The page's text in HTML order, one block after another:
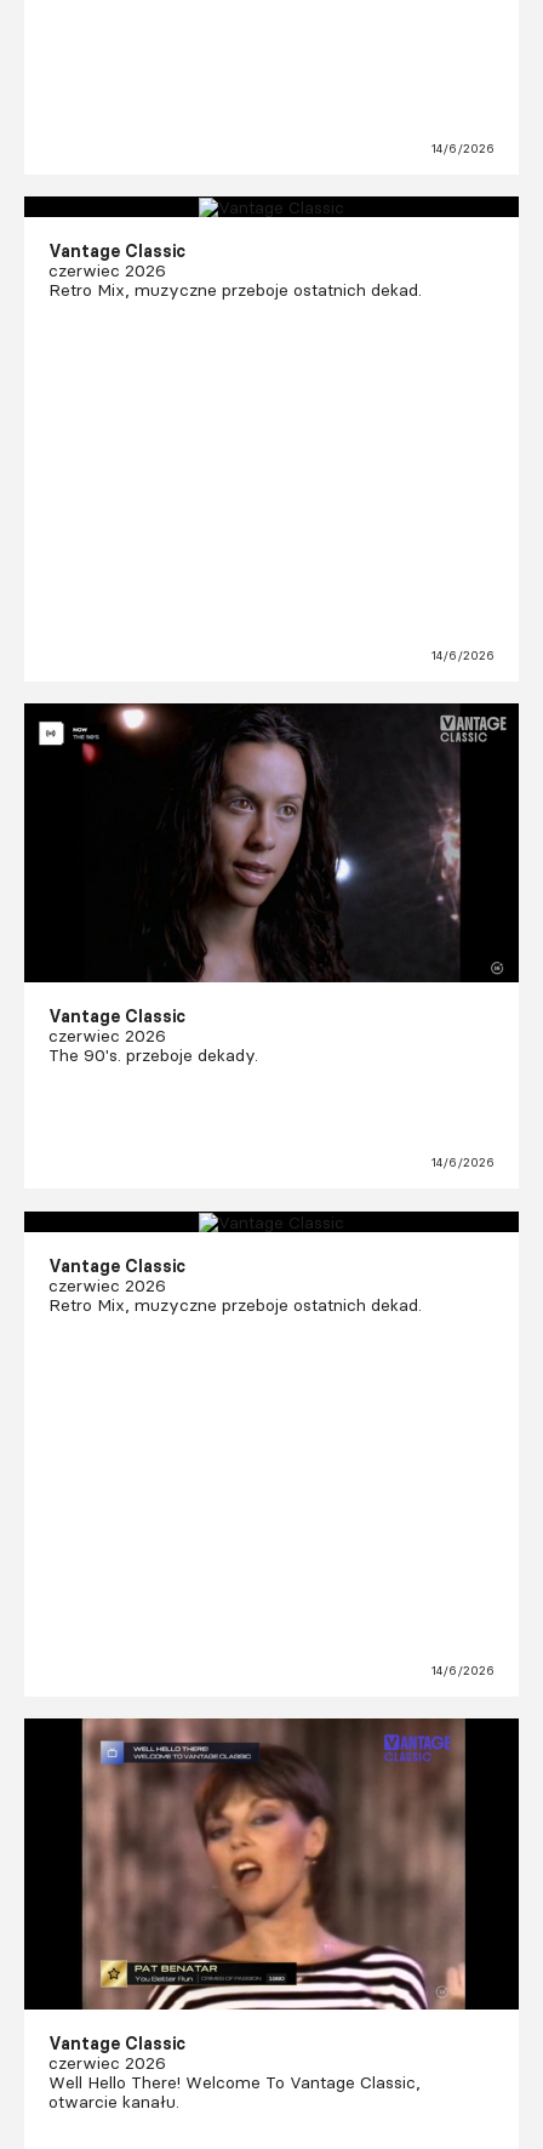
14/6/2026
Vantage Classic
czerwiec 2026
Retro Mix, muzyczne przeboje ostatnich dekad.
14/6/2026
Vantage Classic
czerwiec 2026
The 90's. przeboje dekady.
14/6/2026
Vantage Classic
czerwiec 2026
Retro Mix, muzyczne przeboje ostatnich dekad.
14/6/2026
Vantage Classic
czerwiec 2026
Well Hello There! Welcome To Vantage Classic,
otwarcie kanału.